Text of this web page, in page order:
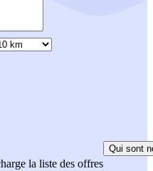
la liste des offres
Qui sont